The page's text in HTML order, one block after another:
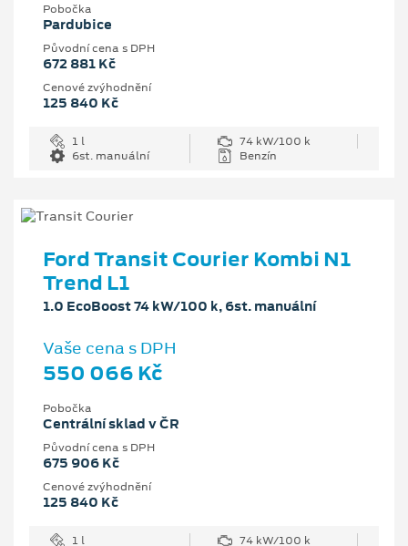
Pobočka
Pardubice
Původní cena s DPH
672 881 Kč
Cenové zvýhodnění
125 840 Kč
1 l
74 kW/100 k
6st. manuální
Benzín
Ford Transit Courier Kombi N1
Trend L1
1.0 EcoBoost 74 kW/100 k, 6st. manuální
Vaše cena s DPH
550 066 Kč
Pobočka
Centrální sklad v ČR
Původní cena s DPH
675 906 Kč
Cenové zvýhodnění
125 840 Kč
1 l
74 kW/100 k